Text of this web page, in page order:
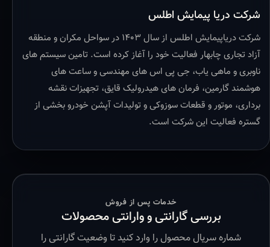
شرکت دریا پیمایش اطلس
شرکت دریاپیمایش اطلس از سال ۱۴۰۳ در سواحل مکران و منطقه
آزاد تجاری چابهار فعالیت خود را آغاز کرده است. تامین سیستم های
ناوبری و ماهی یاب، جی پی اس های مهندسی و ساعت های
هوشمند گارمین، فرمان های هیدرولیک قایق، تجهیزات نقشه
برداری، موتور و قطعات سوزوکی و تولیدات آپشن خودرو بخشی از
گستره فعالیت این شرکت است.
خدمات پس از فروش
بررسی گارانتی و وارانتی محصولات
شماره سریال محصول را وارد کنید تا وضعیت گارانتی را